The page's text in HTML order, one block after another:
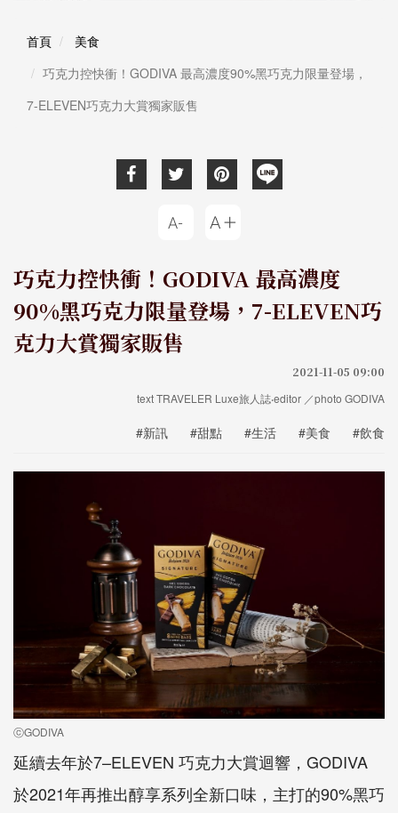
首頁
美食
巧克力控快衝！GODIVA 最高濃度90%黑巧克力限量登場，
7-ELEVEN巧克力大賞獨家販售
巧克力控快衝！GODIVA 最高濃度
90%黑巧克力限量登場，7-ELEVEN巧
克力大賞獨家販售
2021-11-05 09:00
text TRAVELER Luxe旅人誌‧editor ／photo GODIVA
#新訊 #甜點 #生活 #美食 #飲食
ⓒGODIVA
延續去年於7–ELEVEN 巧克力大賞迴響，GODIVA
於2021年再推出醇享系列全新口味，主打的90%黑巧